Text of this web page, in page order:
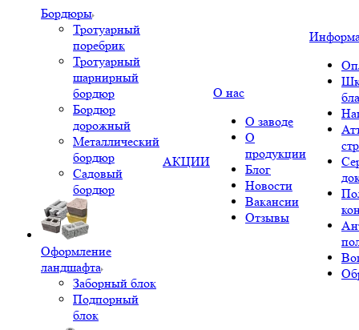
Бордюры
Тротуарный
поребрик
Тротуарный
шарнирный
бордюр
Бордюр
дорожный
Металлический
бордюр
Садовый
бордюр
Оформление
ландшафта
Заборный блок
Подпорный
блок
АКЦИИ
О нас
О заводе
О
продукции
Блог
Новости
Вакансии
Отзывы